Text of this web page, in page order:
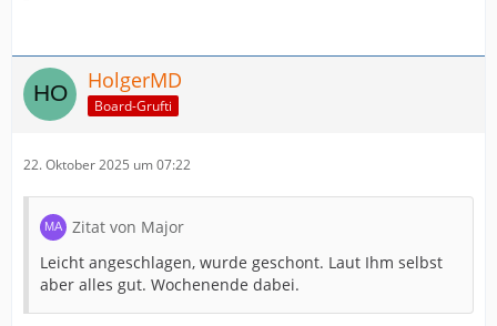
HolgerMD
Board-Grufti
22. Oktober 2025 um 07:22
Zitat von Major
Leicht angeschlagen, wurde geschont. Laut Ihm selbst
aber alles gut. Wochenende dabei.